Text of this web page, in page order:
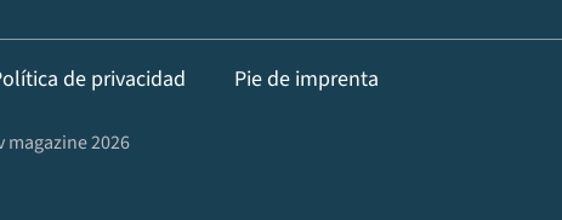
de privacidad Pie de imprenta
magazine 2026